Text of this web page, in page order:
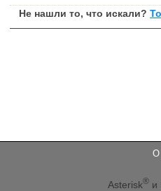
Не нашли то, что искали?
О
Asterisk®и